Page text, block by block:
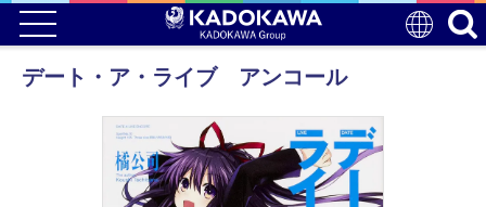
デート・ア・ライブ アンコール